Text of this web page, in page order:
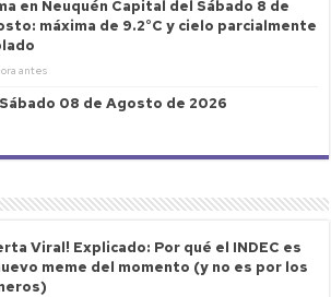
en Neuquén Capital del Sábado 8 de
máxima de 9.2°C y cielo parcialmente
antes
08 de Agosto de 2026
Viral! Explicado: Por qué el INDEC es
meme del momento (y no es por los